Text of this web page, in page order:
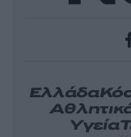
Ελλάδα
Υγεία